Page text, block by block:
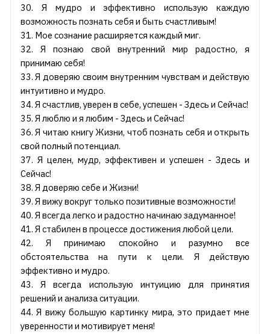
30. Я мудро и эффективно использую каждую
возможность познать себя и быть счастливым!
31. Мое сознание расширяется каждый миг.
32. Я познаю свой внутренний мир радостно, я
принимаю себя!
33. Я доверяю своим внутренним чувствам и действую
интуитивно и мудро.
34. Я счастлив, уверен в себе, успешен - Здесь и Сейчас!
35. Я люблю и я любим - Здесь и Сейчас!
36. Я читаю книгу Жизни, чтоб познать себя и открыть
свой полный потенциал.
37. Я целен, мудр, эффективен и успешен - Здесь и
Сейчас!
38. Я доверяю себе и Жизни!
39. Я вижу вокруг только позитивные возможности!
40. Я всегда легко и радостно начинаю задуманное!
41. Я стабилен в процессе достижения любой цели.
42. Я принимаю спокойно и разумно все
обстоятельства на пути к цели. Я действую
эффективно и мудро.
43. Я всегда использую интуицию для принятия
решений и анализа ситуации.
44. Я вижу большую картинку мира, это придает мне
уверенности и мотивирует меня!